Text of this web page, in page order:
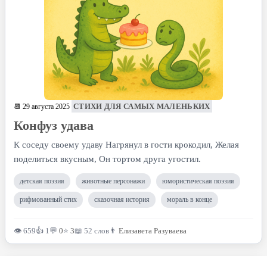
📆 29 августа 2025 СТИХИ ДЛЯ САМЫХ МАЛЕНЬКИХ
Конфуз удава
К соседу своему удаву Нагрянул в гости крокодил, Желая
поделиться вкусным, Он тортом друга угостил.
детская поэзия животные персонажи юмористическая поэзия
рифмованный стих сказочная история мораль в конце
👁 659👍 1💬 0⭐ 3📖 52 слов 👨 Елизавета Разуваева